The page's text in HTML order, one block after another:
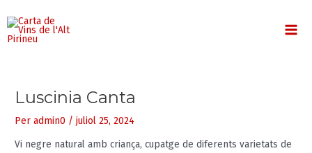
contingut
Luscinia Canta
Per admin0 /juliol 25, 2024
Vi negre natural amb criança, cupatge de diferents varietats de